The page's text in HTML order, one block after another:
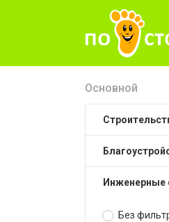
Основной
Без